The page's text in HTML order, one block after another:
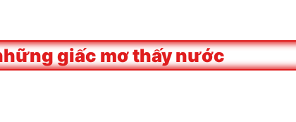
giấc mơ thấy nước